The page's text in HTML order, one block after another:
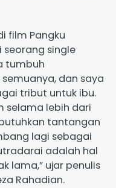
film Pangku
seorang single
tumbuh
dan saya
tribut untuk ibu.
selama lebih dari
tantangan
lagi sebagai
adalah hal
lama,” ujar penulis
Rahadian.